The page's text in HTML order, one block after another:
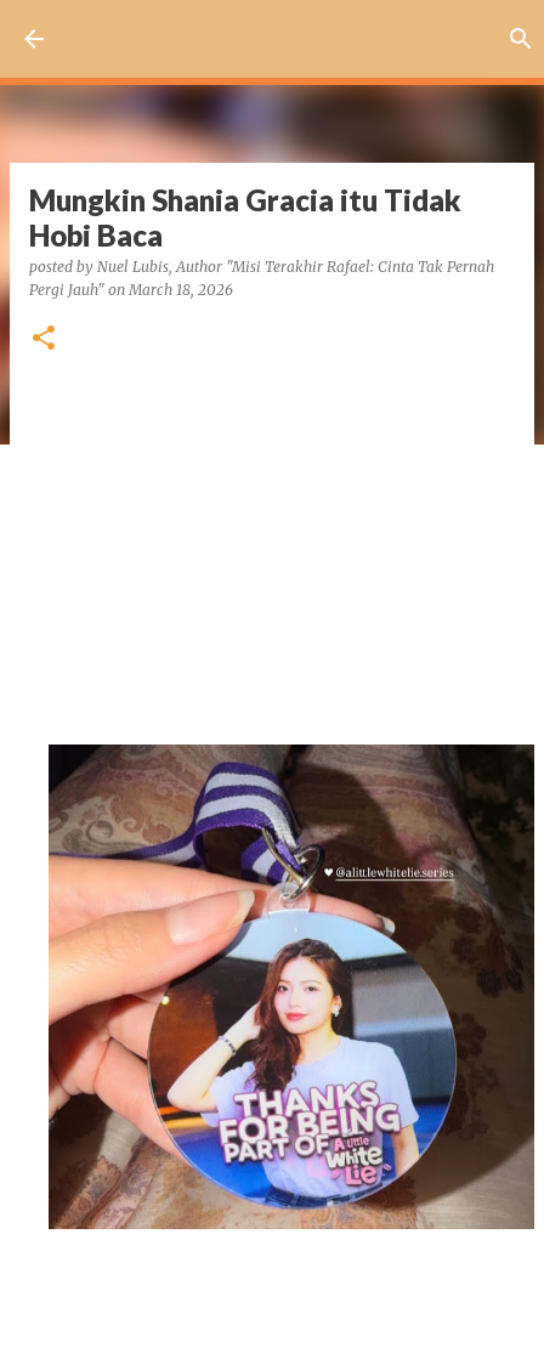
Mungkin Shania Gracia itu Tidak
Hobi Baca
posted by Nuel Lubis, Author "Misi Terakhir Rafael: Cinta Tak Pernah
Pergi Jauh" onMarch 18, 2026